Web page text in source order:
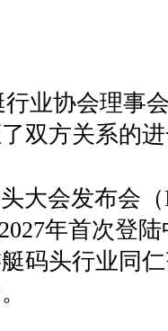
行业协会理事
双方关系的
大会发布会
年首次登
码头行业同